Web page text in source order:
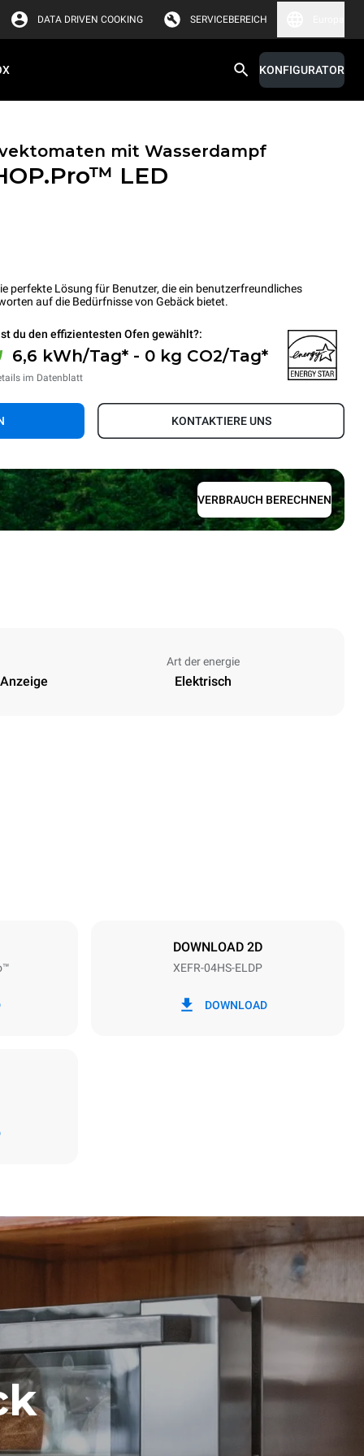
DATA DRIVEN COOKING SERVICEBEREICH
KONFIGURATOR
mit Wasserdampf
LED
perfekte Lösung für Benutzer, die ein benutzerfreundliches
auf die Bedürfnisse von Gebäck bietet.
du den effizientesten Ofen gewählt?:
6,6 kWh/Tag* - 0 kg CO2/Tag*
im Datenblatt
KONTAKTIERE UNS
VERBRAUCH BERECHNEN
Art der energie
Elektrisch
dafür
DOWNLOAD 2D
XEFR-04HS-ELDP
DOWNLOAD